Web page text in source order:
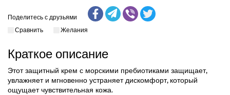
Поделитесь с друзьями
Сравнить
Желания
Краткое описание
Этот защитный крем с морскими пребиотиками защищает,
увлажняет и мгновенно устраняет дискомфорт, который
ощущает чувствительная кожа.